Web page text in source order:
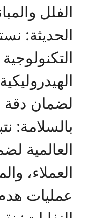
الفلل
الحديثة:
لضمان دقة
بالسلامة:
العالمية
العملاء،
عمليات هدم